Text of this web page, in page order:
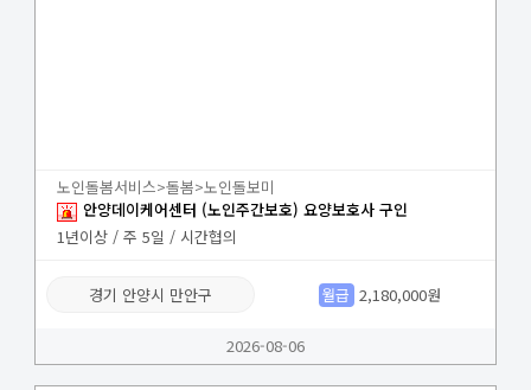
노인돌봄서비스>돌봄>노인돌보미
안양데이케어센터 (노인주간보호) 요양보호사 구인
1년이상 / 주 5일 / 시간협의
경기 안양시 만안구 월급 2,180,000원
2026-08-06